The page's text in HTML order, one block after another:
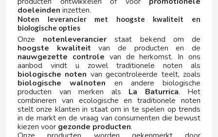
G
GALLETAS CORAL
GALLINA BLANCA
doeleinden inzetten.
Noten leverancier met hoogste kwaliteit en
biologische opties
Onze notenleverancier staat bekend om de
hoogste kwaliteit van de producten en de
nauwgezette controle van de herkomst. In ons
aanbod vindt u zowel traditionele noten als
biologische noten van gecontroleerde teelt, zoals
biologische walnoten en andere biologische
producten van merken als La Baturrica. Het
combineren van ecologische en traditionele noten
stelt onze klanten in staat om in te spelen op trends
in de markt en de vraag van consumenten die bewust
kiezen voor gezonde producten.